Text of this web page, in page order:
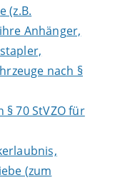
(z.B.
Anhänger,
nach §
70 StVZO für
(zum